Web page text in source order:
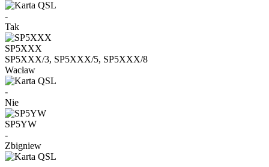
-
Tak
SP5XXX
SP5XXX/3, SP5XXX/5, SP5XXX/8
Wacław
-
Nie
SP5YW
-
Zbigniew